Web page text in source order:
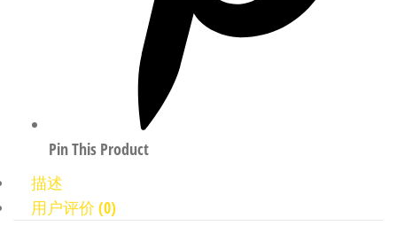
Pin This Product
描述
用户评价 (0)